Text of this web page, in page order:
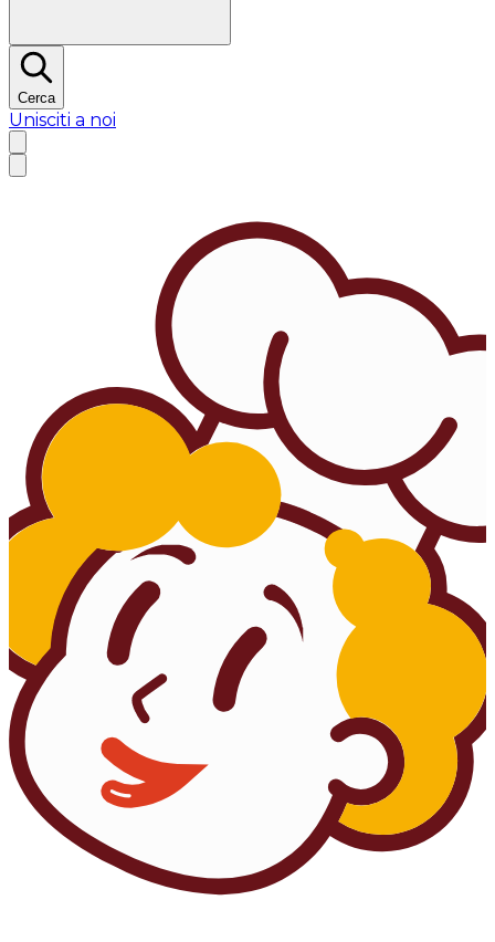
Cerca
Unisciti a noi